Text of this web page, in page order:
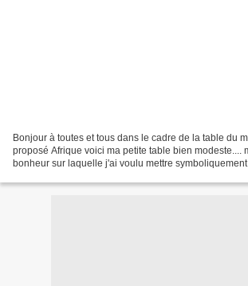
Bonjour à toutes et tous dans le cadre de la table du
proposé Afrique voici ma petite table bien modeste....
bonheur sur laquelle j'ai voulu mettre